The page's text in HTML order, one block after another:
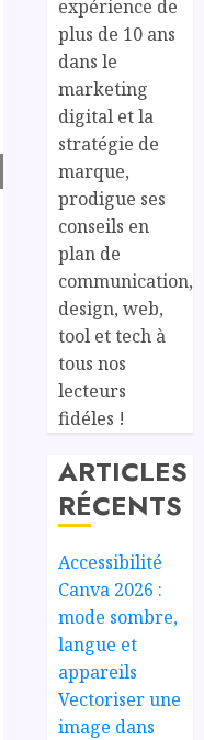
expérience de
plus de 10 ans
dans le
marketing
digital et la
stratégie de
marque,
prodigue ses
conseils en
plan de
communication,
design, web,
tool et tech à
tous nos
lecteurs
fidéles !
ARTICLES
RÉCENTS
Accessibilité
Canva 2026 :
mode sombre,
langue et
appareils
Vectoriser une
image dans